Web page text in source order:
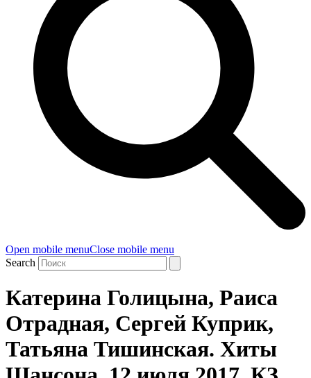
Open mobile menuClose mobile menu
Search
Катерина Голицына, Раиса
Отрадная, Сергей Куприк,
Татьяна Тишинская. Хиты